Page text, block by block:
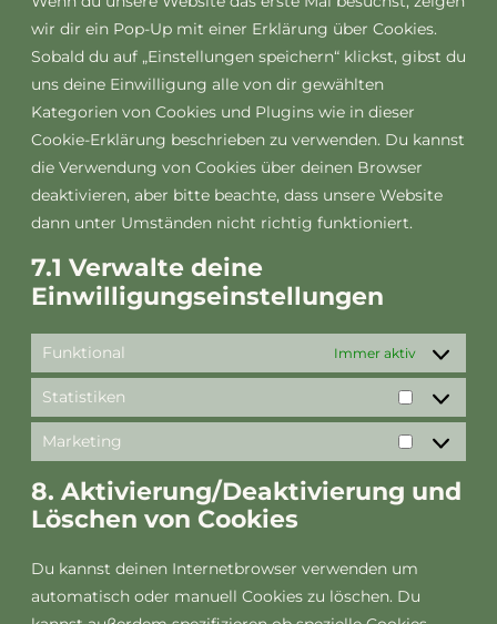
wir dir ein Pop-Up mit einer Erklärung über Cookies.
Sobald du auf „Einstellungen speichern“ klickst, gibst du
uns deine Einwilligung alle von dir gewählten
Kategorien von Cookies und Plugins wie in dieser
Cookie-Erklärung beschrieben zu verwenden. Du kannst
die Verwendung von Cookies über deinen Browser
deaktivieren, aber bitte beachte, dass unsere Website
dann unter Umständen nicht richtig funktioniert.
7.1 Verwalte deine
Einwilligungseinstellungen
Funktional Immer aktiv
Statistiken
Marketing
8. Aktivierung/Deaktivierung und
Löschen von Cookies
Du kannst deinen Internetbrowser verwenden um
automatisch oder manuell Cookies zu löschen. Du